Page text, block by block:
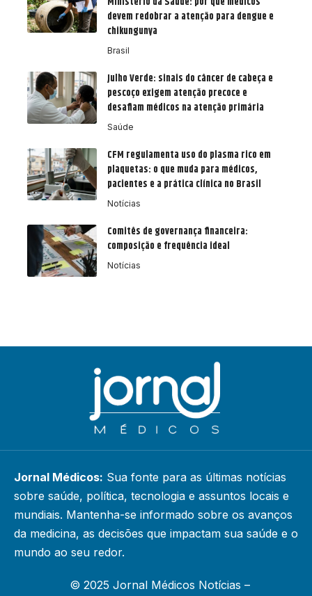
devem redobrar a atenção para dengue e
chikungunya
Brasil
Julho Verde: sinais do câncer de cabeça e
pescoço exigem atenção precoce e
desafiam médicos na atenção primária
Saúde
CFM regulamenta uso do plasma rico em
plaquetas: o que muda para médicos,
pacientes e a prática clínica no Brasil
Notícias
Comitês de governança financeira:
composição e frequência ideal
Notícias
Jornal Médicos: Sua fonte para as últimas notícias
sobre saúde, política, tecnologia e assuntos locais e
mundiais. Mantenha-se informado sobre os avanços
da medicina, as decisões que impactam sua saúde e o
mundo ao seu redor.
© 2025 Jornal Médicos Notícias –